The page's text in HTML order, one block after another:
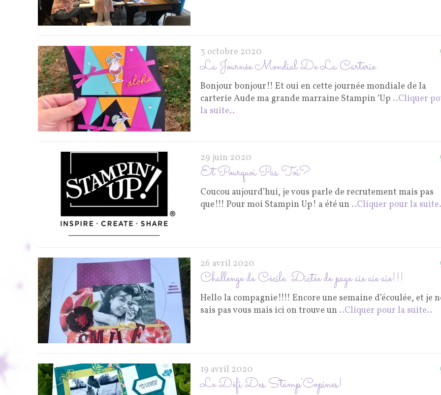
3 octobre 2020
La Journée Mondial De La Carterie
Bonjour bonjour!! Et oui en cette journée mondiale de la
carterie Aude ma grande marraine Stampin ‘Up ..Cliquer
la suite..
29 juin 2020
Et Pourquoi Pas Toi?
Coucou aujourd’hui, je vous parle de recrutement mais pas
que!!! Pour moi Stampin Up! a été un ..Cliquer pour la
26 avril 2020
Challenge de Cécile: Dictée de page aie aie aie!!!
Hello la compagnie!!!! Encore une semaine d’écoulée, et je
sais pas vous mais ici on trouve un ..Cliquer pour la suite..
19 avril 2020
Le Défi Des Stamp’Copines!